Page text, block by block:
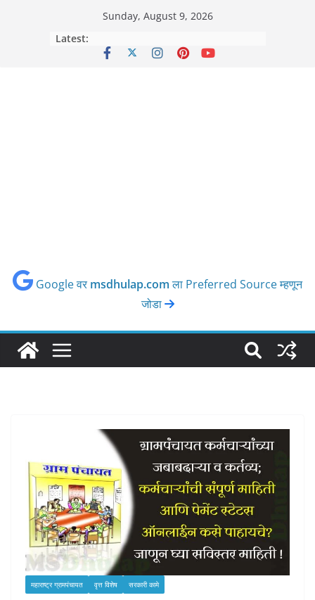
Sunday, August 9, 2026
Latest:
Google वर msdhulap.comला Preferred Source म्हणून
जोडा
महाराष्ट्र ग्रामपंचायत वृत्त विशेष सरकारी कामे